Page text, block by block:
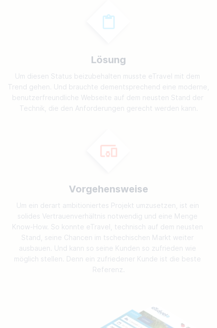
Lösung
Um diesen Status beizubehalten musste eTravel mit dem
Trend gehen. Und brauchte dementsprechend eine moderne,
benutzerfreundliche Webseite auf dem neusten Stand der
Technik, die den Anforderungen gerecht werden kann.
Vorgehensweise
Um ein derart ambitioniertes Projekt umzusetzen, ist ein
solides Vertrauenverhältnis notwendig und eine Menge
Know-How. So konnte eTravel, technisch auf dem neusten
Stand, seine Chancen im tschechischen Markt weiter
ausbauen. Und kann so seine Kunden so zufrieden wie
möglich stellen. Denn ein zufriedener Kunde ist die beste
Referenz.